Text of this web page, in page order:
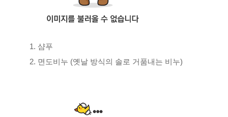
1. 샴푸
2. 면도비누 (옛날 방식의 솔로 거품내는 비누)